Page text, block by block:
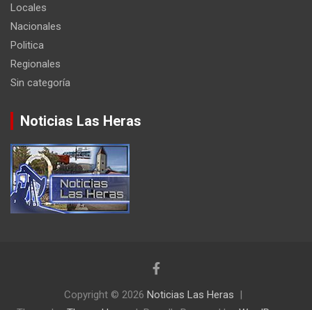
Locales
Nacionales
Politica
Regionales
Sin categoría
Noticias Las Heras
Copyright © 2026 Noticias Las Heras